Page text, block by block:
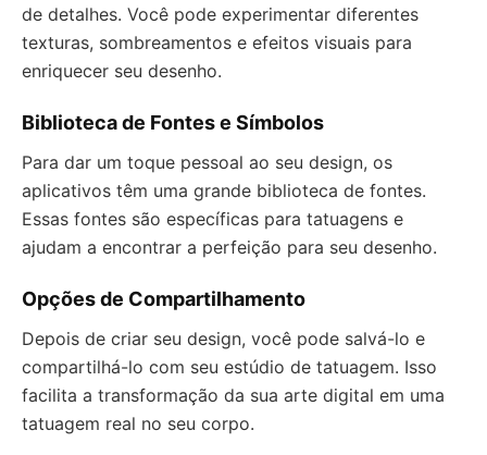
de detalhes. Você pode experimentar diferentes
texturas, sombreamentos e efeitos visuais para
enriquecer seu desenho.
Biblioteca de Fontes e Símbolos
Para dar um toque pessoal ao seu design, os
aplicativos têm uma grande biblioteca de fontes.
Essas fontes são específicas para tatuagens e
ajudam a encontrar a perfeição para seu desenho.
Opções de Compartilhamento
Depois de criar seu design, você pode salvá-lo e
compartilhá-lo com seu estúdio de tatuagem. Isso
facilita a transformação da sua arte digital em uma
tatuagem real no seu corpo.